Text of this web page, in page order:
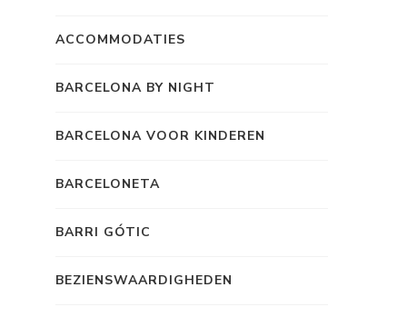
ACCOMMODATIES
BARCELONA BY NIGHT
BARCELONA VOOR KINDEREN
BARCELONETA
BARRI GÓTIC
BEZIENSWAARDIGHEDEN